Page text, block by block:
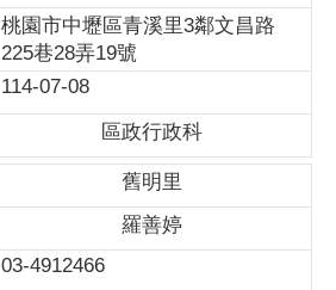
桃園市中壢區青溪里3鄰文昌路
225巷28弄19號
114-07-08
區政行政科
舊明里
羅善婷
03-4912466